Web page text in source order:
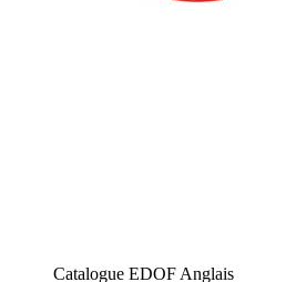
Catalogue EDOF Anglais